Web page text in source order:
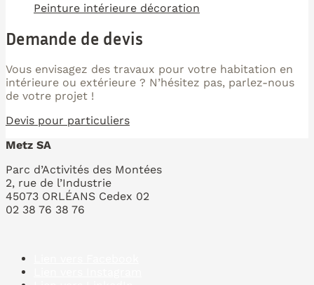
Peinture intérieure décoration
Demande de devis
Vous envisagez des travaux pour votre habitation en
intérieure ou extérieure ? N’hésitez pas, parlez-nous
de votre projet !
Devis pour particuliers
Metz SA
Parc d’Activités des Montées
2, rue de l’Industrie
45073 ORLÉANS Cedex 02
02 38 76 38 76